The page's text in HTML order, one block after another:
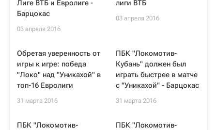
Лиге ВТБ и Евролиге -
Барцокас
03 апреля 2016
лиги ВТБ
03 апреля 2016
Обретая уверенность от
игры к игре: победа
"Локо" над "Уникахой" в
топ-16 Евролиги
31 марта 2016
ПБК "Локомотив-
Кубань" должен был
играть быстрее в матче
с "Уникахой" - Барцокас
31 марта 2016
ПБК "Локомотив-
ПБК "Локомотив-